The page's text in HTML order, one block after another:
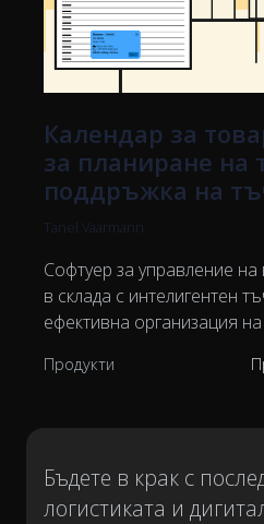
Календар за
за планиране на
поддръжка на
Tanel Vaarmann
Софтуер за управление
в склада с интелигентен
ефективна организация
Продукти
Бъдете в крак с
логистиката и